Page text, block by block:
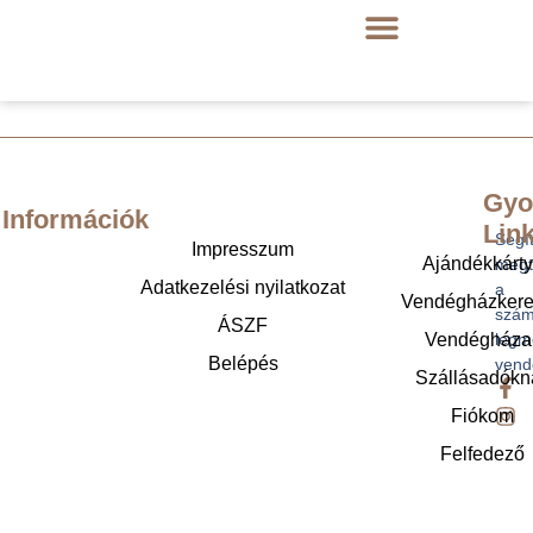
a
Fiókom
Felfedező
Információk
Impresszum
Adatkezelési nyilatkozat
ÁSZF
Belépés